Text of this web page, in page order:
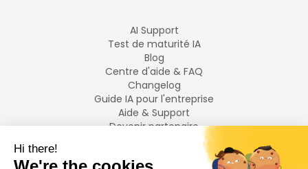
AI Support
Test de maturité IA
Blog
Centre d'aide & FAQ
Changelog
Guide IA pour l'entreprise
Aide & Support
Devenir partenaire
LANGUES